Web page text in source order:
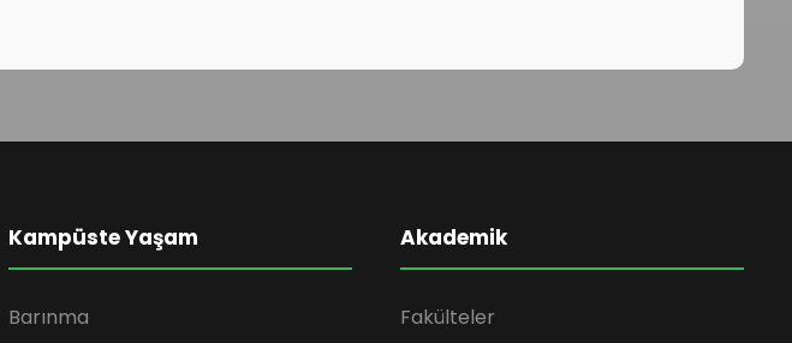
Kampüste Yaşam
Barınma
Akademik
Fakülteler